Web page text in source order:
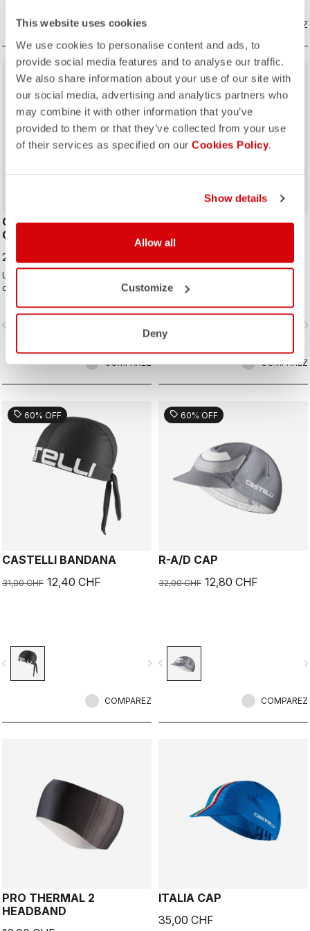
This website uses cookies
We use cookies to personalise content and ads, to
provide social media features and to analyse our traffic.
We also share information about your use of our site with
our social media, advertising and analytics partners who
may combine it with other information that you’ve
provided to them or that they’ve collected from your use
of their services as specified on our Cookies Policy.
Show details
Allow all
Customize
Deny
COMPAREZ COMPAREZ
GIRO26 150 YEARS
CYCLING CAP
25,00 CHF
Une casquette de cyclisme
classique au design Soudal Quick-
COMPAREZ
DIFESA THERMAL CAP
49,00 CHF
COMPAREZ
sell 60% OFF
CASTELLI BANDANA
31,00 CHF 12,40 CHF
navigate_next
COMPAREZ
sell 60% OFF
R-A/D CAP
32,00 CHF 12,80 CHF
navigate_before
COMPAREZ
PRO THERMAL 2
HEADBAND
ITALIA CAP
35,00 CHF